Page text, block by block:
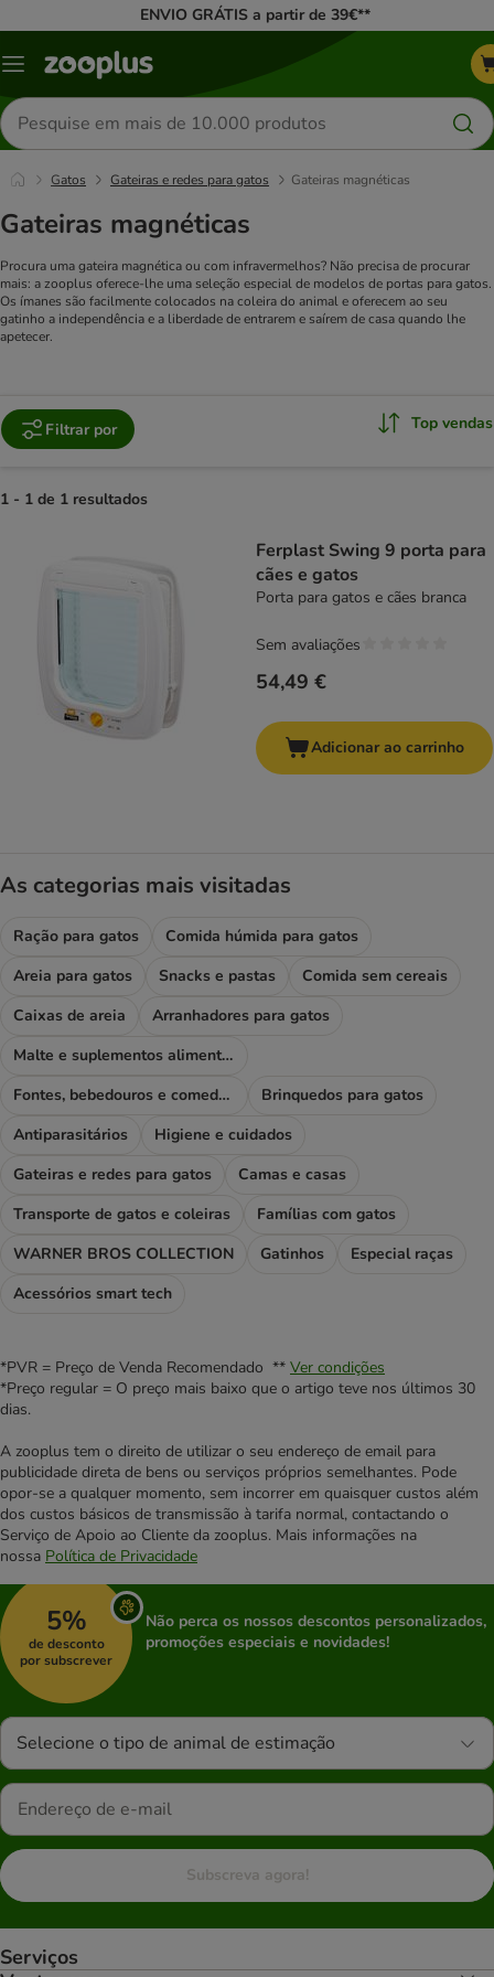
ENVIO GRÁTIS a partir de 39€**
Menu
Pesquisar
produtos
Gatos Gateiras e redes para gatos Gateiras magnéticas
Gateiras magnéticas
Procura uma gateira magnética ou com infravermelhos? Não precisa de procurar
mais: a zooplus oferece-lhe uma seleção especial de modelos de portas para gatos.
Os ímanes são facilmente colocados na coleira do animal e oferecem ao seu
gatinho a independência e a liberdade de entrarem e saírem de casa quando lhe
apetecer.
Filtrar por Top vendas
1 - 1 de 1 resultados
Ferplast Swing 9 porta para
cães e gatos
Porta para gatos e cães branca
54,49 €
Sem avaliações
Adicionar ao carrinho
As categorias mais visitadas
Ração para gatos
Comida húmida para gatos
Areia para gatos
Snacks e pastas
Comida sem cereais
Caixas de areia
Arranhadores para gatos
Malte e suplementos alimentares
Fontes, bebedouros e comedouros
Brinquedos para gatos
Antiparasitários
Higiene e cuidados
Gateiras e redes para gatos
Camas e casas
Transporte de gatos e coleiras
Famílias com gatos
WARNER BROS COLLECTION
Gatinhos
Especial raças
Acessórios smart tech
*PVR = Preço de Venda Recomendado ** Ver condições
*Preço regular = O preço mais baixo que o artigo teve nos últimos 30
dias.
A zooplus tem o direito de utilizar o seu endereço de email para
publicidade direta de bens ou serviços próprios semelhantes. Pode
opor-se a qualquer momento, sem incorrer em quaisquer custos além
dos custos básicos de transmissão à tarifa normal, contactando o
Serviço de Apoio ao Cliente da zooplus. Mais informações na
nossa Política de Privacidade
5%
de desconto
por subscrever
Não perca os nossos descontos personalizados,
promoções especiais e novidades!
Selecione o tipo de animal de estimação
Subscreva agora!
Serviços